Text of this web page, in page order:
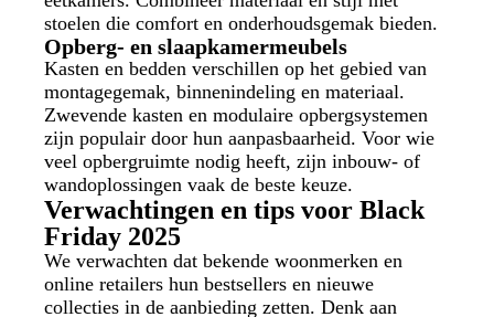
stoelen die comfort en onderhoudsgemak bieden.
Opberg- en slaapkamermeubels
Kasten en bedden verschillen op het gebied van
montagegemak, binnenindeling en materiaal.
Zwevende kasten en modulaire opbergsystemen
zijn populair door hun aanpasbaarheid. Voor wie
veel opbergruimte nodig heeft, zijn inbouw- of
wandoplossingen vaak de beste keuze.
Verwachtingen en tips voor Black
Friday 2025
We verwachten dat bekende woonmerken en
online retailers hun bestsellers en nieuwe
collecties in de aanbieding zetten. Denk aan